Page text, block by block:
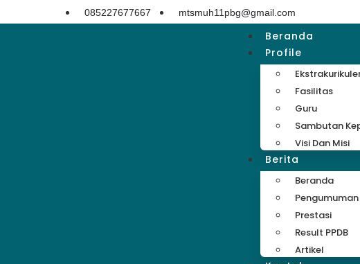
085227677667 mtsmuh11pbg@gmail.com
Beranda
Profile
Fasilitas
Guru
Sambutan
Visi Dan Misi
Berita
Beranda
Pengumuman
Prestasi
Result PPDB
Artikel